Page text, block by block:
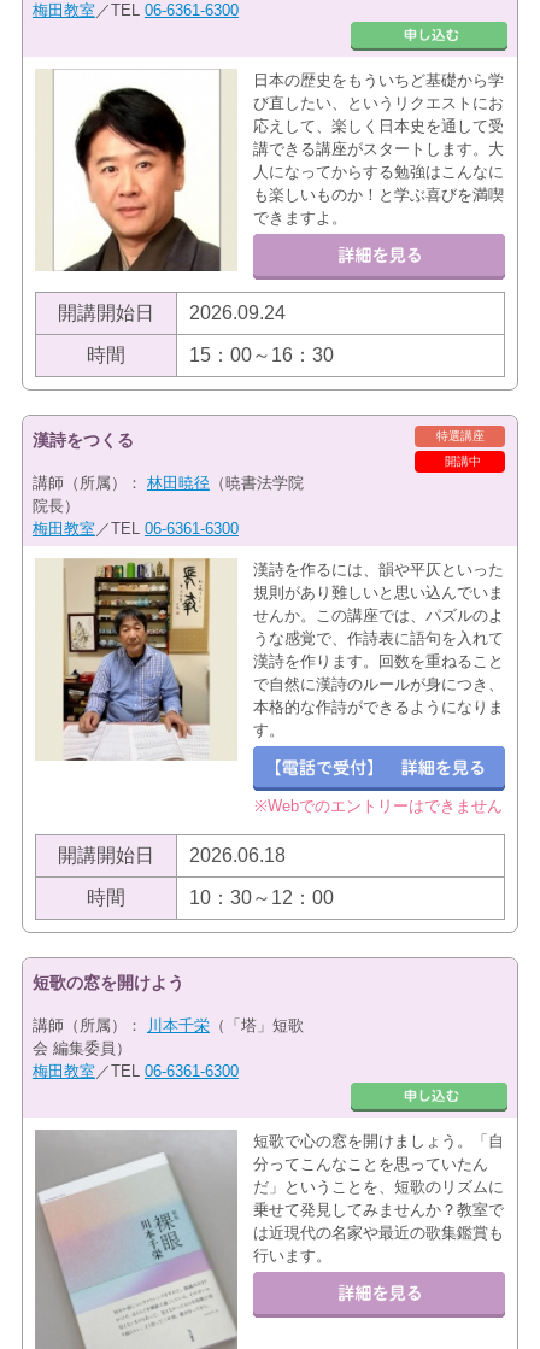
梅田教室 ／TEL 06-6361-6300
日本の歴史をもういちど基礎から学
び直したい、というリクエストにお
応えして、楽しく日本史を通して受
講できる講座がスタートします。大
人になってからする勉強はこんなに
も楽しいものか！と学ぶ喜びを満喫
できますよ。
開講開始日 2026.09.24
時間 15：00～16：30
特選講座
開講中
漢詩をつくる
講師（所属）： 林田暁径 （暁書法学院
院長）
梅田教室 ／TEL 06-6361-6300
漢詩を作るには、韻や平仄といった
規則があり難しいと思い込んでいま
せんか。この講座では、パズルのよ
うな感覚で、作詩表に語句を入れて
漢詩を作ります。回数を重ねること
で自然に漢詩のルールが身につき、
本格的な作詩ができるようになりま
す。
※Webでのエントリーはできません
開講開始日 2026.06.18
時間 10：30～12：00
短歌の窓を開けよう
講師（所属）： 川本千栄（「塔」短歌
会 編集委員）
梅田教室 ／TEL 06-6361-6300
短歌で心の窓を開けましょう。「自
分ってこんなことを思っていたん
だ」ということを、短歌のリズムに
乗せて発見してみませんか？教室で
は近現代の名家や最近の歌集鑑賞も
行います。